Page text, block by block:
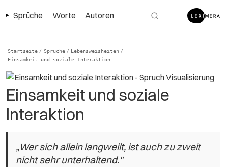
Sprüche Worte Autoren
Startseite / Sprüche / Lebensweisheiten /
Einsamkeit und soziale Interaktion
Einsamkeit und soziale
Interaktion
„Wer sich allein langweilt, ist auch zu zweit
nicht sehr unterhaltend."